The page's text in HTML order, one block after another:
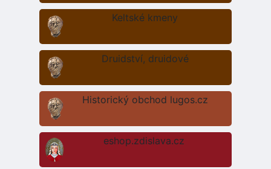
Keltské kmeny
Druidství, druidové
Historický obchod lugos.cz
eshop.zdislava.cz